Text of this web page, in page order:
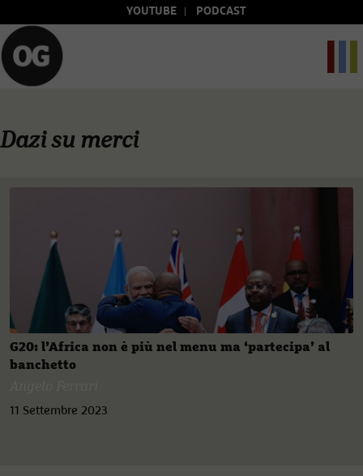
YOUTUBE PODCAST
Dazi su merci
G20: l’Africa non è più nel menu ma ‘partecipa’ al
banchetto
11 Settembre 2023